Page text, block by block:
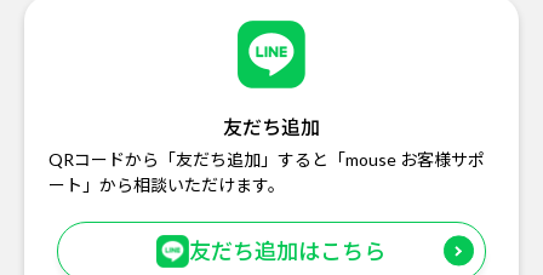
友だち追加
QRコードから「友だち追加」すると「mouse お客様サポ
ート」から相談いただけます。
友だち追加はこちら